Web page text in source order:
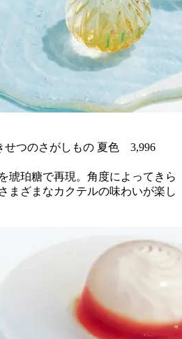
つのさがしもの 夏色 3,996
琥珀糖で再現。角度によってきら
まざまなカクテルの味わいが楽し